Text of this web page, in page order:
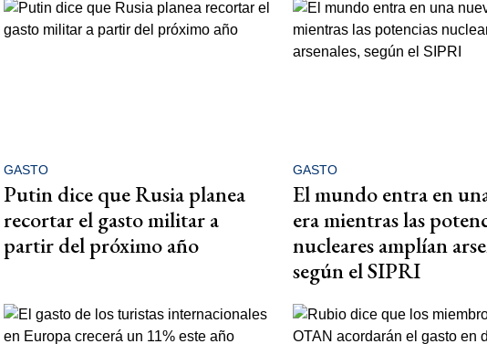
GASTO
Putin dice que Rusia planea
recortar el gasto militar a
partir del próximo año
GASTO
El mundo entra en
era mientras las
nucleares amplían
según el SIPRI